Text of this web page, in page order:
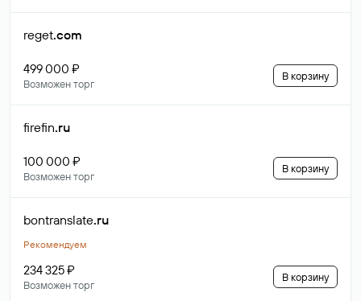
reget.com
499 000 ₽
Возможен торг
В корзину
firefin.ru
100 000 ₽
Возможен торг
В корзину
bontranslate.ru
Рекомендуем
234 325 ₽
Возможен торг
В корзину